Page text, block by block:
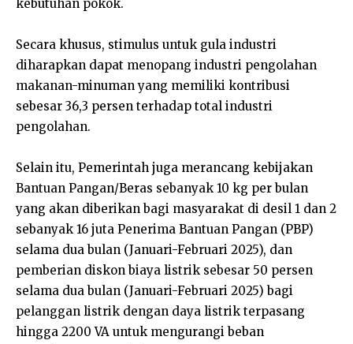
kebutuhan pokok.
Secara khusus, stimulus untuk gula industri
diharapkan dapat menopang industri pengolahan
makanan-minuman yang memiliki kontribusi
sebesar 36,3 persen terhadap total industri
pengolahan.
Selain itu, Pemerintah juga merancang kebijakan
Bantuan Pangan/Beras sebanyak 10 kg per bulan
yang akan diberikan bagi masyarakat di desil 1 dan 2
sebanyak 16 juta Penerima Bantuan Pangan (PBP)
selama dua bulan (Januari-Februari 2025), dan
pemberian diskon biaya listrik sebesar 50 persen
selama dua bulan (Januari-Februari 2025) bagi
pelanggan listrik dengan daya listrik terpasang
hingga 2200 VA untuk mengurangi beban